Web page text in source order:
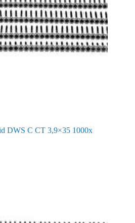
DWS C CT 3,9×35 1000x